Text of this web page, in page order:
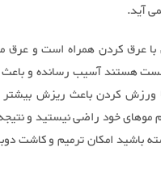
کردن همراه است و عرق
هستند آسیب رسانده و باعث
کردن باعث ریزش بیشتر
موهای خود راضی نیستید و
باشید امکان ترمیم و کاشت